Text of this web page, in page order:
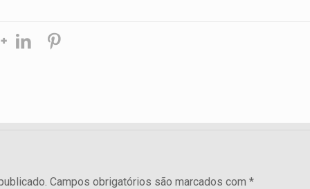
Campos obrigatórios são marcados com *